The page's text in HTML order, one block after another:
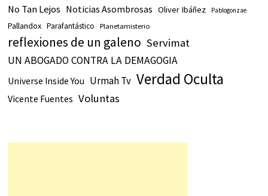
No Tan Lejos Noticias Asombrosas Oliver Ibáñez Pablogonzae
Pallandox Parafantástico Planetamisterio
reflexiones de un galeno Servimat
UN ABOGADO CONTRA LA DEMAGOGIA
Universe Inside You Urmah Tv Verdad Oculta
Vicente Fuentes Voluntas